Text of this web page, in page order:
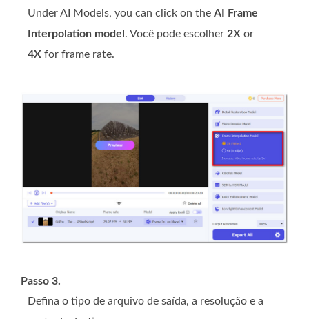
Under AI Models, you can click on the AI Frame
Interpolation model . Você pode escolher 2X or
4X for frame rate.
Passo 3.
Defina o tipo de arquivo de saída, a resolução e a